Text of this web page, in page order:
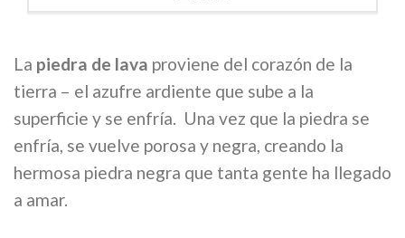
La piedra de lava proviene del corazón de la
tierra – el azufre ardiente que sube a la
superficie y se enfría. Una vez que la piedra se
enfría, se vuelve porosa y negra, creando la
hermosa piedra negra que tanta gente ha llegado
a amar.